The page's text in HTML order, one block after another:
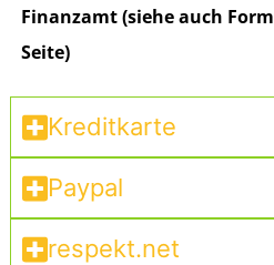
Finanzamt (siehe auch
Seite)
Kreditkarte
Paypal
respekt.net